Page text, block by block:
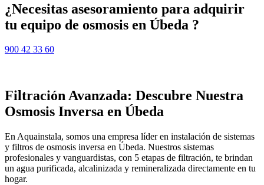
¿Necesitas asesoramiento para adquirir
tu equipo de osmosis en Úbeda ?
900 42 33 60
Filtración Avanzada: Descubre Nuestra
Osmosis Inversa en Úbeda
En Aquainstala, somos una empresa líder en instalación de sistemas
y filtros de osmosis inversa en Úbeda. Nuestros sistemas
profesionales y vanguardistas, con 5 etapas de filtración, te brindan
un agua purificada, alcalinizada y remineralizada directamente en tu
hogar.